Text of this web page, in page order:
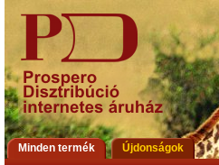
Minden termék Újdonságok